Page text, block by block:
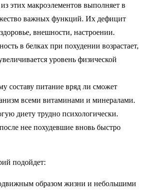
этих макроэлементов выполняет в
важных функций. Их дефицит
внешности, настроении.
в белках при похудении возрастает,
уровень физической
составу питание вряд ли сможет
всеми витаминами и минералами.
диету трудно психологически.
нее похудевшие вновь быстро
подойдет:
образом жизни и небольшими